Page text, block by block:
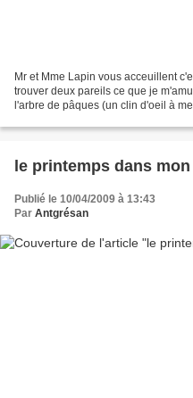
Mr et Mme Lapin vous acceuillent
trouver deux pareils ce que je
l'arbre de pâques (un clin d'oeil à
le printemps dans
Publié le 10/04/2009 à 13:43
Par Antgrésan